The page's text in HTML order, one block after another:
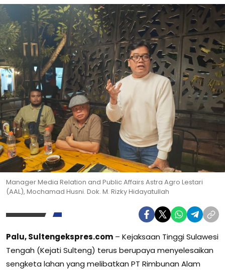
Manager Media Relation and Public Affairs Astra Agro Lestari
(AAL), Mochamad Husni. Dok. M. Rizky Hidayatullah
Palu, Sultengekspres.com – Kejaksaan Tinggi Sulawesi
Tengah (Kejati Sulteng) terus berupaya menyelesaikan
sengketa lahan yang melibatkan PT Rimbunan Alam